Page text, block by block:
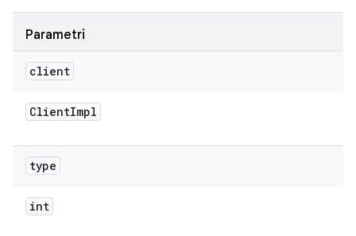
Parametri
client
ClientImpl
type
int